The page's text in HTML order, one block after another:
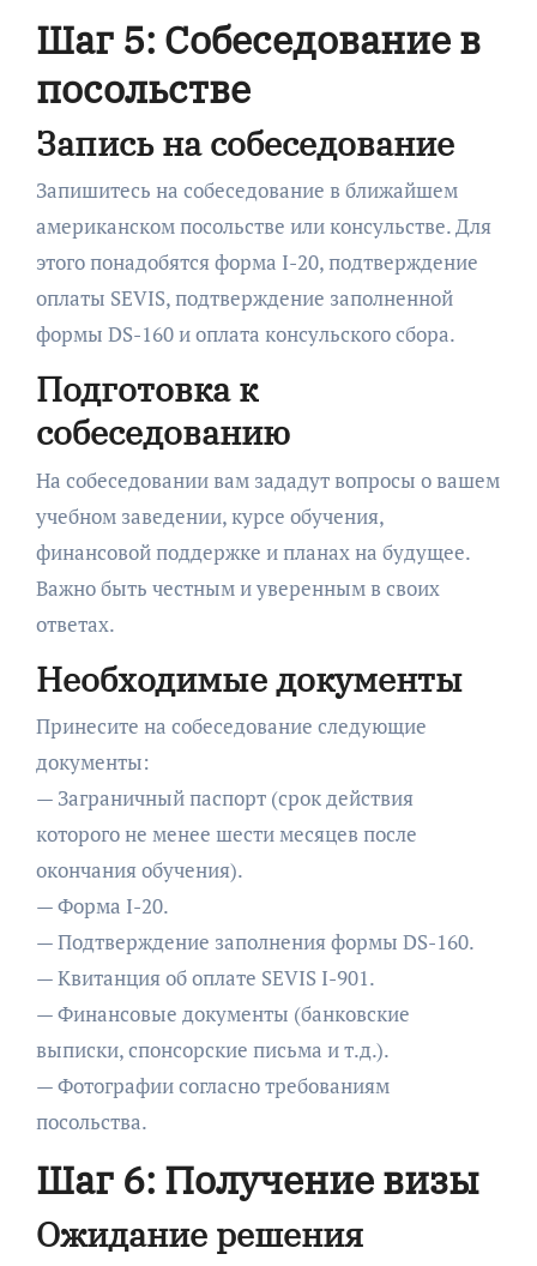
Шаг 5: Собеседование в
посольстве
Запись на собеседование
Запишитесь на собеседование в ближайшем
американском посольстве или консульстве. Для
этого понадобятся форма I-20, подтверждение
оплаты SEVIS, подтверждение заполненной
формы DS-160 и оплата консульского сбора.
Подготовка к
собеседованию
На собеседовании вам зададут вопросы о вашем
учебном заведении, курсе обучения,
финансовой поддержке и планах на будущее.
Важно быть честным и уверенным в своих
ответах.
Необходимые документы
Принесите на собеседование следующие
документы:
— Заграничный паспорт (срок действия
которого не менее шести месяцев после
окончания обучения).
— Форма I-20.
— Подтверждение заполнения формы DS-160.
— Квитанция об оплате SEVIS I-901.
— Финансовые документы (банковские
выписки, спонсорские письма и т.д.).
— Фотографии согласно требованиям
посольства.
Шаг 6: Получение визы
Ожидание решения